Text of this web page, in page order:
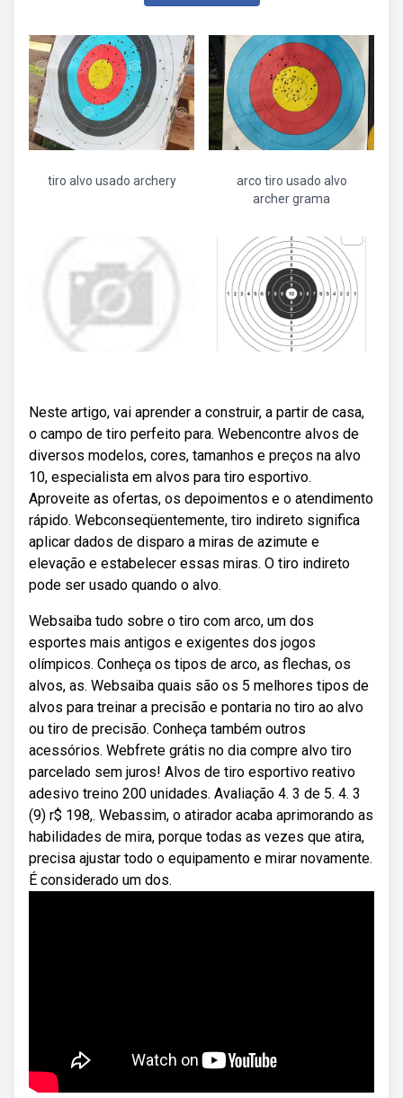
tiro alvo usado archery
arco tiro usado alvo
archer grama
Neste artigo, vai aprender a construir, a partir de casa,
o campo de tiro perfeito para. Webencontre alvos de
diversos modelos, cores, tamanhos e preços na alvo
10, especialista em alvos para tiro esportivo.
Aproveite as ofertas, os depoimentos e o atendimento
rápido. Webconseqüentemente, tiro indireto significa
aplicar dados de disparo a miras de azimute e
elevação e estabelecer essas miras. O tiro indireto
pode ser usado quando o alvo.
Websaiba tudo sobre o tiro com arco, um dos
esportes mais antigos e exigentes dos jogos
olímpicos. Conheça os tipos de arco, as flechas, os
alvos, as. Websaiba quais são os 5 melhores tipos de
alvos para treinar a precisão e pontaria no tiro ao alvo
ou tiro de precisão. Conheça também outros
acessórios. Webfrete grátis no dia compre alvo tiro
parcelado sem juros! Alvos de tiro esportivo reativo
adesivo treino 200 unidades. Avaliação 4. 3 de 5. 4. 3
(9) r$ 198,. Webassim, o atirador acaba aprimorando as
habilidades de mira, porque todas as vezes que atira,
precisa ajustar todo o equipamento e mirar novamente.
É considerado um dos.